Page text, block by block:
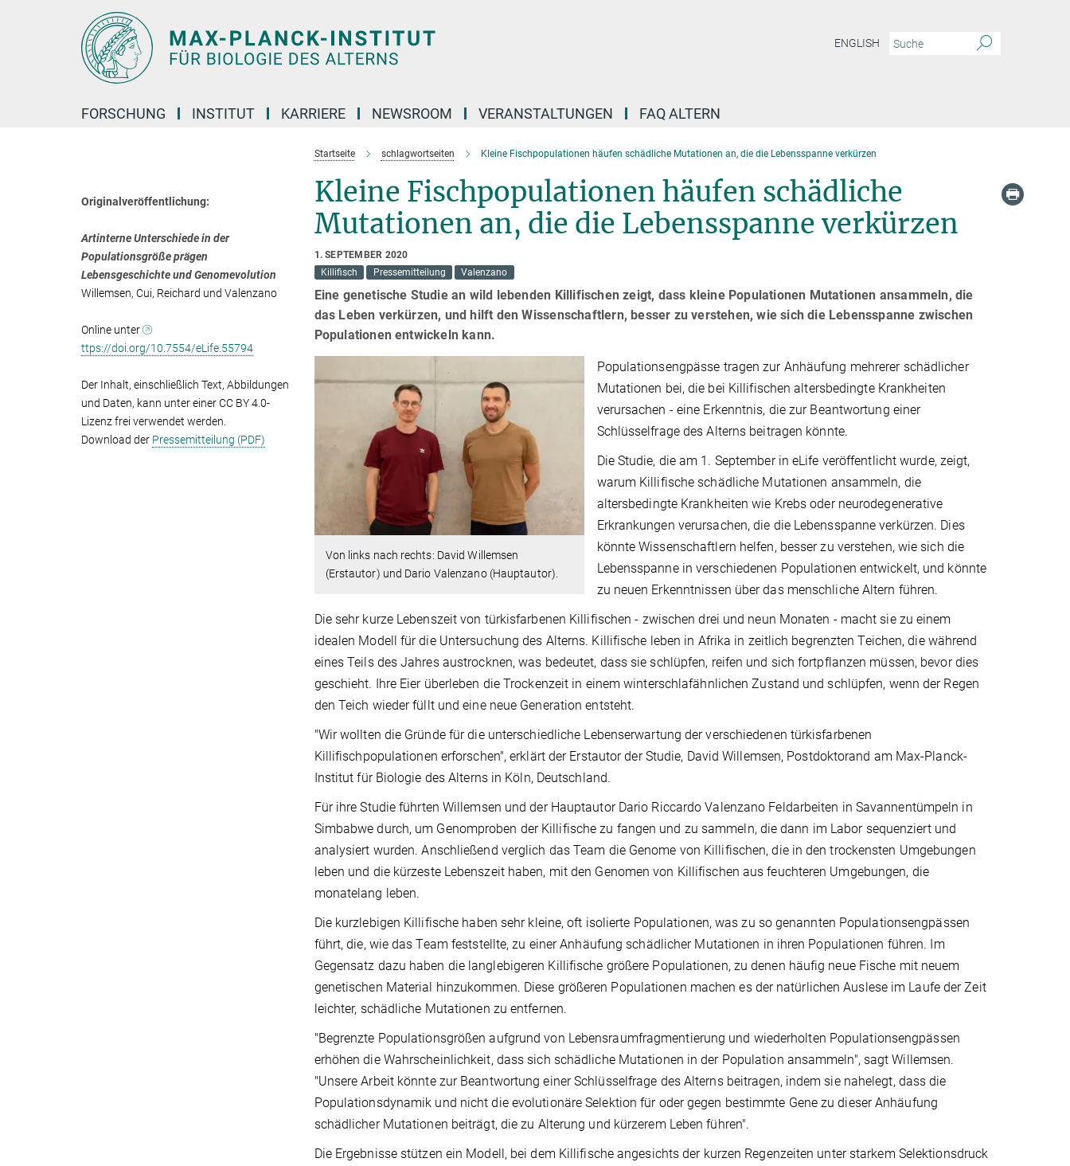
ENGLISH
FORSCHUNG INSTITUT KARRIERE NEWSROOM VERANSTALTUNGEN FAQ ALTERN
Startseite schlagwortseiten Kleine Fischpopulationen häufen schädliche Mutationen an, die die Lebensspanne verkürzen
Kleine Fischpopulationen häufen schädliche
Mutationen an, die die Lebensspanne verkürzen
1. SEPTEMBER 2020
Killifisch
Pressemitteilung Valenzano
Eine genetische Studie an wild lebenden Killifischen zeigt, dass kleine Populationen Mutationen ansammeln, die
das Leben verkürzen, und hilft den Wissenschaftlern, besser zu verstehen, wie sich die Lebensspanne zwischen
Populationen entwickeln kann.
Von links nach rechts: David Willemsen
(Erstautor) und Dario Valenzano (Hauptautor).
Populationsengpässe tragen zur Anhäufung mehrerer schädlicher
Mutationen bei, die bei Killifischen altersbedingte Krankheiten
verursachen - eine Erkenntnis, die zur Beantwortung einer
Schlüsselfrage des Alterns beitragen könnte.
Die Studie, die am 1. September in eLife veröffentlicht wurde, zeigt,
warum Killifische schädliche Mutationen ansammeln, die
altersbedingte Krankheiten wie Krebs oder neurodegenerative
Erkrankungen verursachen, die die Lebensspanne verkürzen. Dies
könnte Wissenschaftlern helfen, besser zu verstehen, wie sich die
Lebensspanne in verschiedenen Populationen entwickelt, und könnte
zu neuen Erkenntnissen über das menschliche Altern führen.
Die sehr kurze Lebenszeit von türkisfarbenen Killifischen - zwischen drei und neun Monaten - macht sie zu einem
idealen Modell für die Untersuchung des Alterns. Killifische leben in Afrika in zeitlich begrenzten Teichen, die während
eines Teils des Jahres austrocknen, was bedeutet, dass sie schlüpfen, reifen und sich fortpflanzen müssen, bevor dies
geschieht. Ihre Eier überleben die Trockenzeit in einem winterschlafähnlichen Zustand und schlüpfen, wenn der Regen
den Teich wieder füllt und eine neue Generation entsteht.
"Wir wollten die Gründe für die unterschiedliche Lebenserwartung der verschiedenen türkisfarbenen
Killifischpopulationen erforschen", erklärt der Erstautor der Studie, David Willemsen, Postdoktorand am Max-Planck-
Institut für Biologie des Alterns in Köln, Deutschland.
Für ihre Studie führten Willemsen und der Hauptautor Dario Riccardo Valenzano Feldarbeiten in Savannentümpeln in
Simbabwe durch, um Genomproben der Killifische zu fangen und zu sammeln, die dann im Labor sequenziert und
analysiert wurden. Anschließend verglich das Team die Genome von Killifischen, die in den trockensten Umgebungen
leben und die kürzeste Lebenszeit haben, mit den Genomen von Killifischen aus feuchteren Umgebungen, die
monatelang leben.
Die kurzlebigen Killifische haben sehr kleine, oft isolierte Populationen, was zu so genannten Populationsengpässen
führt, die, wie das Team feststellte, zu einer Anhäufung schädlicher Mutationen in ihren Populationen führen. Im
Gegensatz dazu haben die langlebigeren Killifische größere Populationen, zu denen häufig neue Fische mit neuem
genetischen Material hinzukommen. Diese größeren Populationen machen es der natürlichen Auslese im Laufe der Zeit
leichter, schädliche Mutationen zu entfernen.
"Begrenzte Populationsgrößen aufgrund von Lebensraumfragmentierung und wiederholten Populationsengpässen
erhöhen die Wahrscheinlichkeit, dass sich schädliche Mutationen in der Population ansammeln", sagt Willemsen.
"Unsere Arbeit könnte zur Beantwortung einer Schlüsselfrage des Alterns beitragen, indem sie nahelegt, dass die
Populationsdynamik und nicht die evolutionäre Selektion für oder gegen bestimmte Gene zu dieser Anhäufung
schädlicher Mutationen beiträgt, die zu Alterung und kürzerem Leben führen".
Die Ergebnisse stützen ein Modell, bei dem Killifische angesichts der kurzen Regenzeiten unter starkem Selektionsdruck
Originalveröffentlichung:
Artinterne Unterschiede in der
Populationsgröße prägen
Lebensgeschichte und Genomevolution
Willemsen, Cui, Reichard und Valenzano
Online unter
ttps://doi.org/10.7554/eLife.55794
Der Inhalt, einschließlich Text, Abbildungen
und Daten, kann unter einer CC BY 4.0-
Lizenz frei verwendet werden.
Download der Pressemitteilung (PDF)